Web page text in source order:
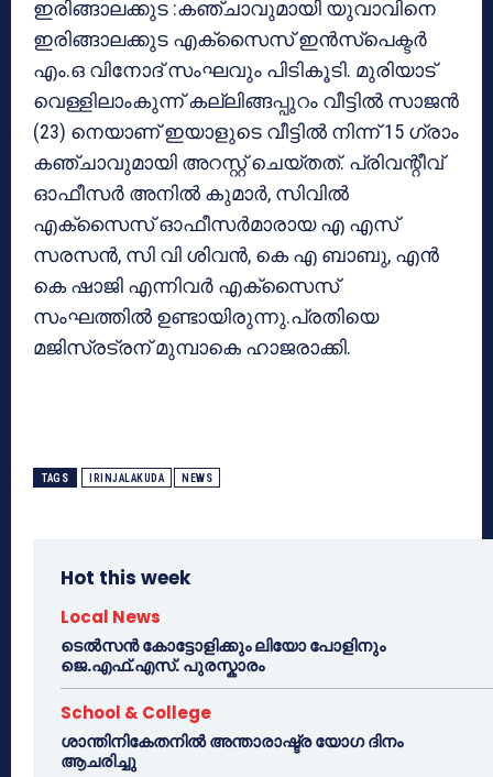
ഇരിങ്ങാലക്കുട :കഞ്ചാവുമായി യുവാവിനെ
ഇരിങ്ങാലക്കുട എക്സൈസ് ഇന്‍സ്പെക്ടര്‍
എം.ഒ വിനോദ് സംഘവും പിടികൂടി. മുരിയാട്
വെള്ളിലാംകുന്ന് കല്ലിങ്ങപ്പുറം വീട്ടില്‍ സാജന്‍
(23) നെയാണ് ഇയാളുടെ വീട്ടില്‍ നിന്ന് 15 ഗ്രാം
കഞ്ചാവുമായി അറസ്റ്റ് ചെയ്തത്. പ്രിവന്റീവ്
ഓഫീസര്‍ അനില്‍ കുമാര്‍, സിവില്‍
എക്സൈസ് ഓഫീസര്‍മാരായ എ എസ്
സരസന്‍, സി വി ശിവന്‍, കെ എ ബാബു, എന്‍
കെ ഷാജി എന്നിവര്‍ എക്സൈസ്
സംഘത്തില്‍ ഉണ്ടായിരുന്നു.പ്രതിയെ
മജിസ്രട്രന് മുമ്പാകെ ഹാജരാക്കി.
TAGS IRINJALAKUDA NEWS
Hot this week
Local News
ടെൽസൻ കോട്ടോളിക്കും ലിയോ പോളിനും
ജെ.എഫ്.എസ്. പുരസ്കാരം
School & College
ശാന്തിനികേതനിൽ അന്താരാഷ്ട്ര യോഗ ദിനം
ആചരിച്ചു